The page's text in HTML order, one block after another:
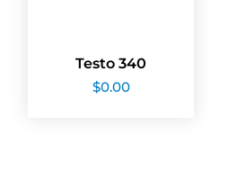
Testo 340
$0.00